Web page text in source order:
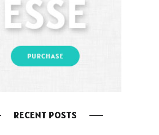
RECENT POSTS